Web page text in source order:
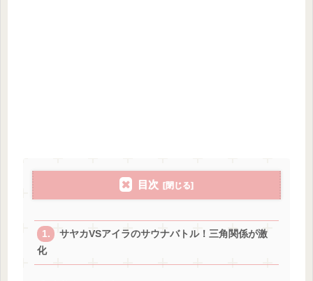
目次
サヤカVSアイラのサウナバトル！三角関係が激
化